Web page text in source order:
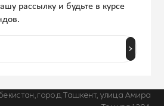
город Ташкент, улица Амира
рассылку и будьте в курсе